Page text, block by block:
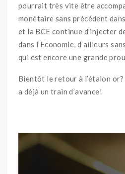
pourrait très vite être
monétaire sans précédent
et la BCE continue d’injecter
dans l’Economie, d’ailleurs
qui est encore une grande
Bientôt le retour à l’étalon or?
a déjà un train d’avance!